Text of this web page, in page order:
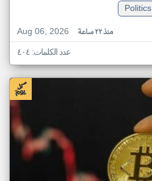
Politics
Aug 06, 2026
منذ ٢٢ ساعة
عدد الكلمات: ٤٠٤